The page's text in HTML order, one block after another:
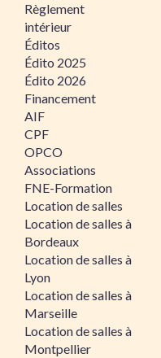
Règlement
intérieur
Éditos
Édito 2025
Édito 2026
Financement
AIF
CPF
OPCO
Associations
FNE-Formation
Location de salles
Location de salles à
Bordeaux
Location de salles à
Lyon
Location de salles à
Marseille
Location de salles à
Montpellier